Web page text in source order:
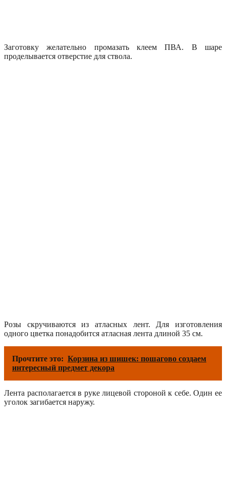
Заготовку желательно промазать клеем ПВА. В шаре
проделывается отверстие для ствола.
Розы скручиваются из атласных лент. Для изготовления
одного цветка понадобится атласная лента длиной 35 см.
Прочтите это: Корзина из шишек: пошагово создаем
интересный предмет декора
Лента располагается в руке лицевой стороной к себе. Один ее
уголок загибается наружу.